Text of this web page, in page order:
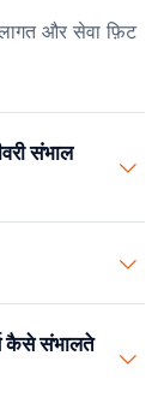
और सेवा फ़िट
संभाल
पार्टनर
प्रोडक्शन, और शो
की आवश्यकता
कैसे संभालते